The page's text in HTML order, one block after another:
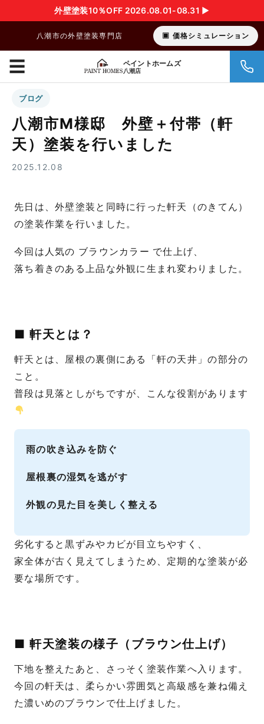
外壁塗装10％OFF 2026.08.01-08.31 ▶︎
八潮市の外壁塗装専門店 価格シミュレーション
ペイントホームズ
八潮店
☰
ブログ
八潮市M様邸 外壁＋付帯（軒
天）塗装を行いました
2025.12.08
先日は、外壁塗装と同時に行った軒天（のきてん）
の塗装作業を行いました。
今回は人気の ブラウンカラー で仕上げ、
落ち着きのある上品な外観に生まれ変わりました。
■ 軒天とは？
軒天とは、屋根の裏側にある「軒の天井」の部分の
こと。
普段は見落としがちですが、こんな役割があります
雨の吹き込みを防ぐ
屋根裏の湿気を逃がす
外観の見た目を美しく整える
劣化すると黒ずみやカビが目立ちやすく、
家全体が古く見えてしまうため、定期的な塗装が必
要な場所です。
■ 軒天塗装の様子（ブラウン仕上げ）
下地を整えたあと、さっそく塗装作業へ入ります。
今回の軒天は、柔らかい雰囲気と高級感を兼ね備え
た濃いめのブラウンで仕上げました。